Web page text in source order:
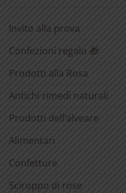
Invito alla prova
Confezioni regalo 🎁
Prodotti alla Rosa
Antichi rimedi naturali
Prodotti dell’alveare
Alimentari
Confetture
Sciroppo di rose